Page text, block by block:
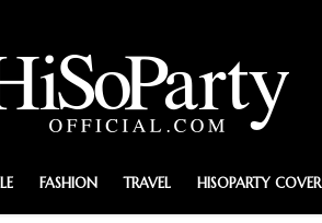
FASHION TRAVEL HISOPARTY COVER